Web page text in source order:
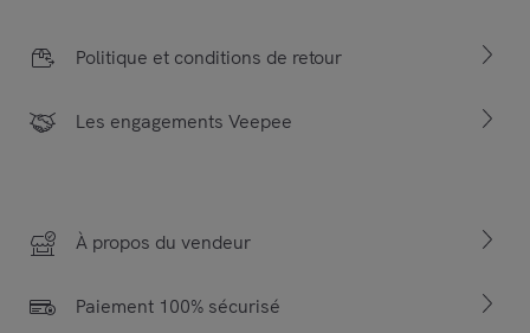
Politique et conditions de retour
Les engagements Veepee
À propos du vendeur
Paiement 100% sécurisé